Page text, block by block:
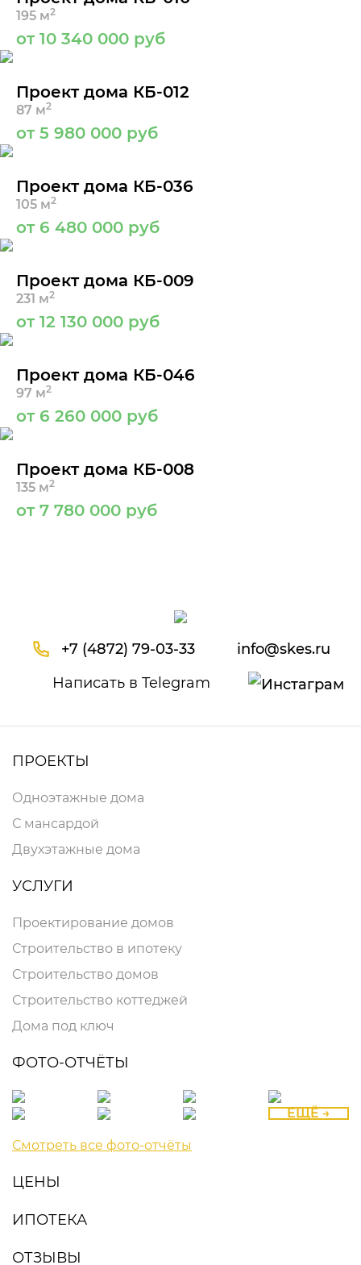
195 м2
от 10 340 000 руб
Проект дома КБ-012
87 м2
от 5 980 000 руб
Проект дома КБ-036
105 м2
от 6 480 000 руб
Проект дома КБ-009
231 м2
от 12 130 000 руб
Проект дома КБ-046
97 м2
от 6 260 000 руб
Проект дома КБ-008
135 м2
от 7 780 000 руб
+7 (4872) 79-03-33
info@skes.ru
Написать в Telegram
ПРОЕКТЫ
Одноэтажные дома
С мансардой
Двухэтажные дома
УСЛУГИ
Проектирование домов
Строительство в ипотеку
Строительство домов
Строительство коттеджей
Дома под ключ
ФОТО-ОТЧЁТЫ
ЕЩЁ →
Смотреть все фото-отчёты
ЦЕНЫ
ИПОТЕКА
ОТЗЫВЫ